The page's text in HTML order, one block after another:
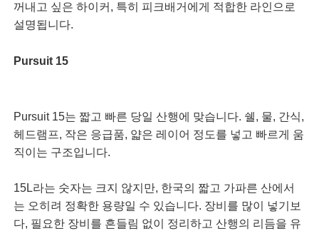
꺼내고 싶은 하이커, 특히 피크배거에게 적합한 라인으로
설명됩니다.
Pursuit 15
Pursuit 15는 짧고 빠른 당일 산행에 맞습니다. 쉘, 물, 간식,
헤드램프, 작은 응급품, 얇은 레이어 정도를 넣고 빠르게 움
직이는 구조입니다.
15L라는 숫자는 크지 않지만, 한국의 짧고 가파른 산에서
는 오히려 정확한 용량일 수 있습니다. 장비를 많이 넣기보
다, 필요한 장비를 흔들림 없이 정리하고 산행의 리듬을 유